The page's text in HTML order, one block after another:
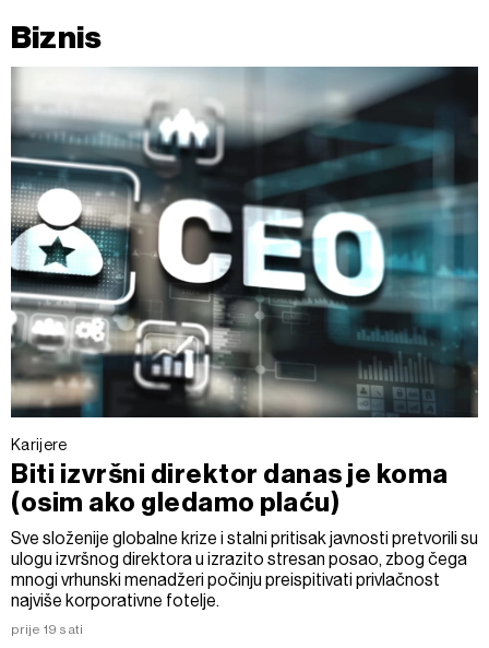
Biznis
Karijere
Biti izvršni direktor danas je koma
(osim ako gledamo plaću)
Sve složenije globalne krize i stalni pritisak javnosti pretvorili su
ulogu izvršnog direktora u izrazito stresan posao, zbog čega
mnogi vrhunski menadžeri počinju preispitivati privlačnost
najviše korporativne fotelje.
prije 19 sati